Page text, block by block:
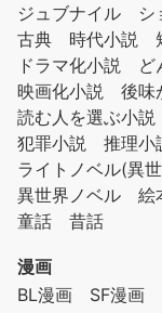
ジュブナイル
シ
古典
時代小説
ドラマ化小説
ど
映画化小説
後味
読む人を選ぶ小説
犯罪小説
推理小
ライトノベル(異
異世界ノベル
絵
童話
昔話
漫画
BL漫画
SF漫画